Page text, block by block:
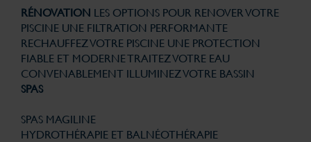
RÉNOVATION LES OPTIONS POUR RENOVER VOTRE
PISCINE UNE FILTRATION PERFORMANTE
RECHAUFFEZ VOTRE PISCINE UNE PROTECTION
FIABLE ET MODERNETRAITEZ VOTRE EAU
CONVENABLEMENT ILLUMINEZ VOTRE BASSIN
SPAS
SPAS MAGILINE
HYDROTHÉRAPIE ET BALNÉOTHÉRAPIE